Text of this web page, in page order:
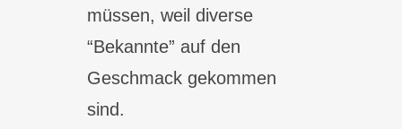
müssen, weil diverse
“Bekannte” auf den
Geschmack gekommen
sind.